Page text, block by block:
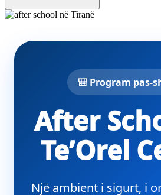
🎒 Program pas-
After
Te’Orel
Një ambient i sigurt, i